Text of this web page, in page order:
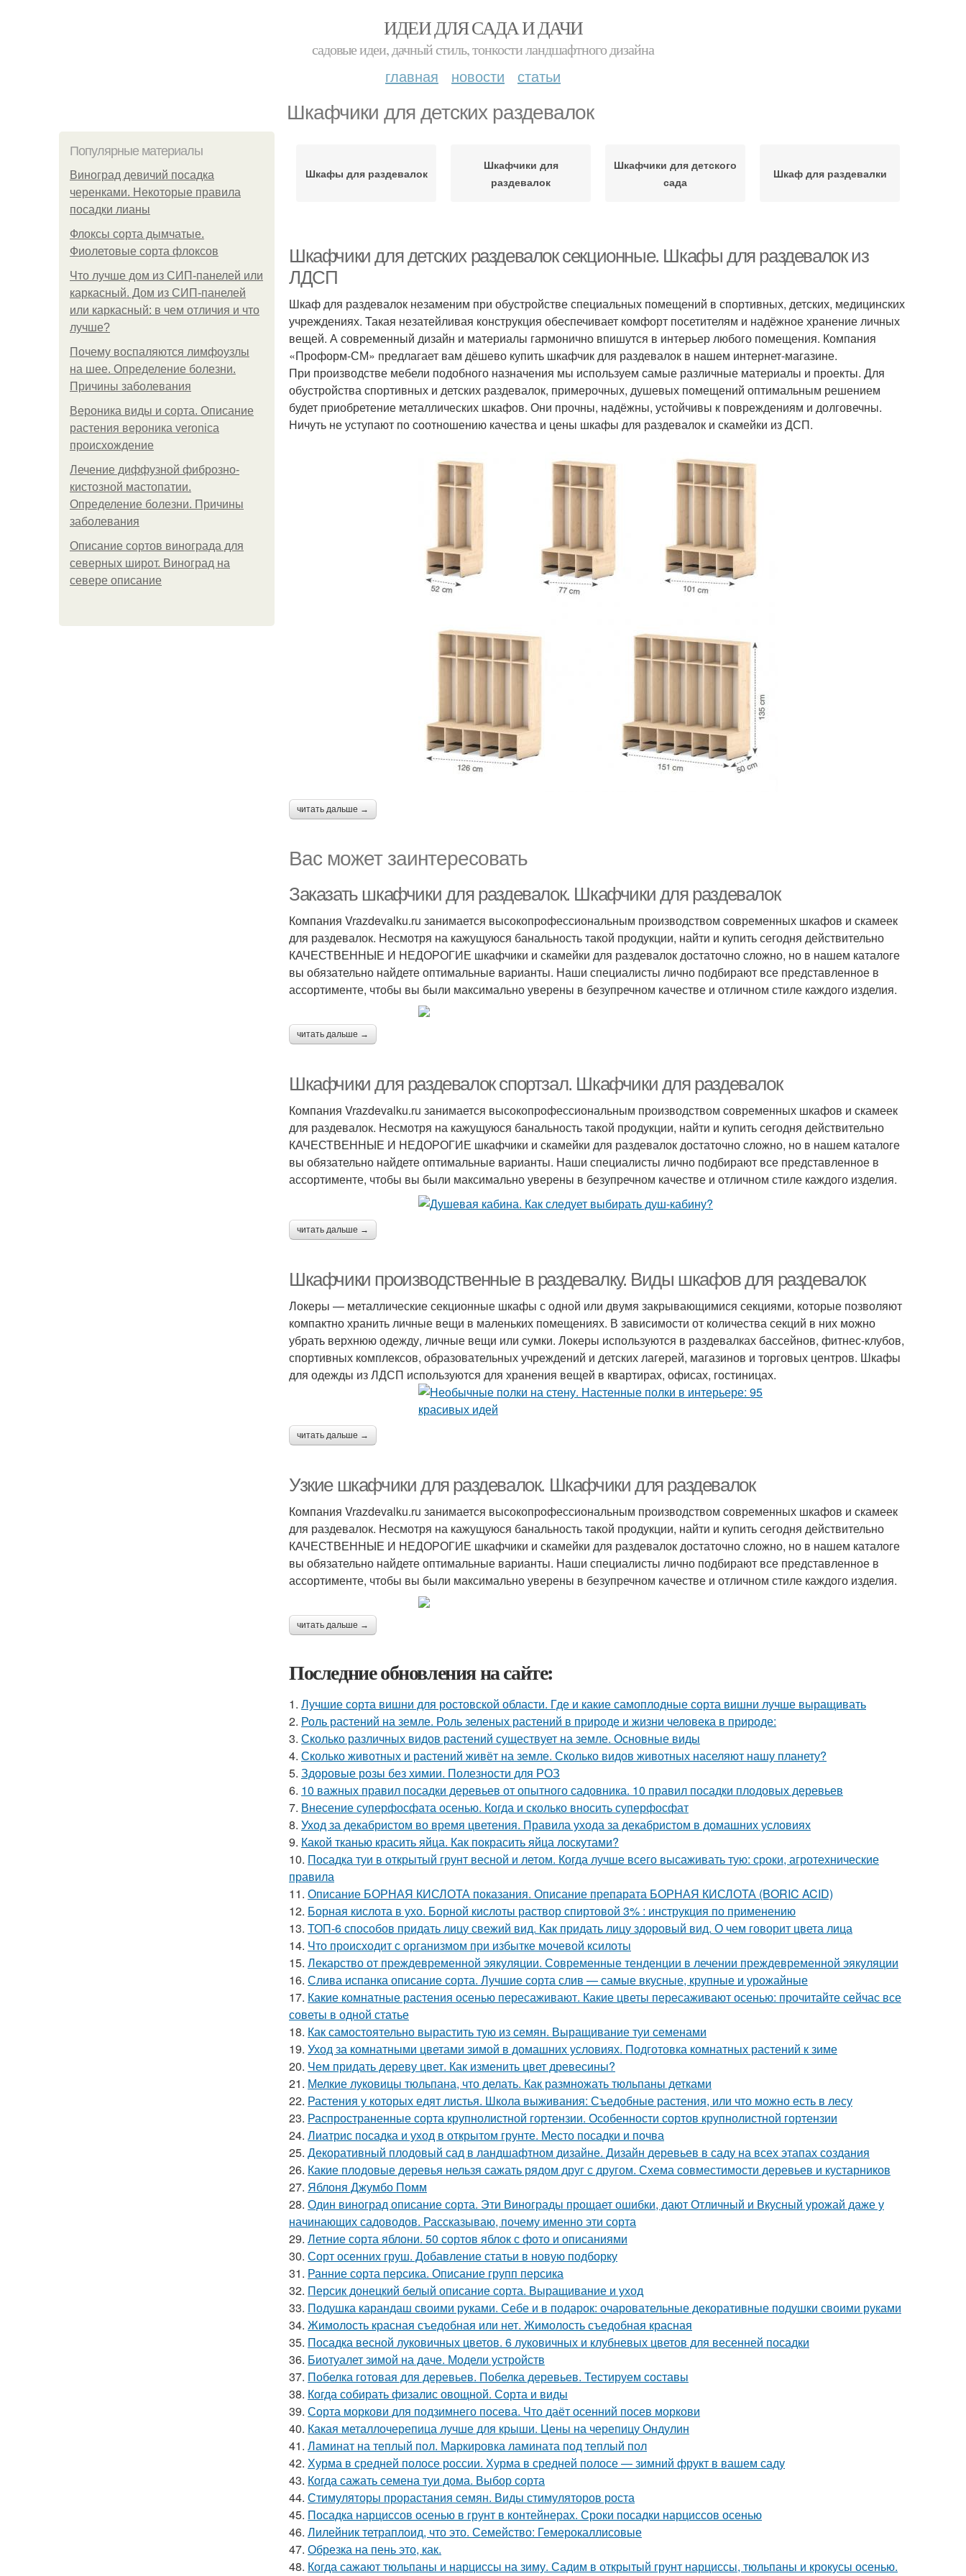
ИДЕИ ДЛЯ САДА И ДАЧИ
садовые идеи, дачный стиль, тонкости ландшафтного дизайна
главная новости статьи
Шкафчики для детских раздевалок
Популярные материалы
Виноград девичий посадка
черенками. Некоторые правила
посадки лианы
Флоксы сорта дымчатые.
Фиолетовые сорта флоксов
Что лучше дом из СИП-панелей или
каркасный. Дом из СИП-панелей
или каркасный: в чем отличия и что
лучше?
Почему воспаляются лимфоузлы
на шее. Определение болезни.
Причины заболевания
Вероника виды и сорта. Описание
растения вероника veronica
происхождение
Лечение диффузной фиброзно-
кистозной мастопатии.
Определение болезни. Причины
заболевания
Описание сортов винограда для
северных широт. Виноград на
севере описание
Шкафы для раздевалок
Шкафчики для
раздевалок
Шкафчики для детского
сада
Шкаф для раздевалки
Шкафчики для детских раздевалок секционные. Шкафы для раздевалок из
ЛДСП
Шкаф для раздевалок незаменим при обустройстве специальных помещений в спортивных, детских, медицинских
учреждениях. Такая незатейливая конструкция обеспечивает комфорт посетителям и надёжное хранение личных
вещей. А современный дизайн и материалы гармонично впишутся в интерьер любого помещения. Компания
«Проформ-СМ» предлагает вам дёшево купить шкафчик для раздевалок в нашем интернет-магазине.
При производстве мебели подобного назначения мы используем самые различные материалы и проекты. Для
обустройства спортивных и детских раздевалок, примерочных, душевых помещений оптимальным решением
будет приобретение металлических шкафов. Они прочны, надёжны, устойчивы к повреждениям и долговечны.
Ничуть не уступают по соотношению качества и цены шкафы для раздевалок и скамейки из ДСП.
читать дальше →
Вас может заинтересовать
Заказать шкафчики для раздевалок. Шкафчики для раздевалок
Компания Vrazdevalku.ru занимается высокопрофессиональным производством современных шкафов и скамеек
для раздевалок. Несмотря на кажущуюся банальность такой продукции, найти и купить сегодня действительно
КАЧЕСТВЕННЫЕ И НЕДОРОГИЕ шкафчики и скамейки для раздевалок достаточно сложно, но в нашем каталоге
вы обязательно найдете оптимальные варианты. Наши специалисты лично подбирают все представленное в
ассортименте, чтобы вы были максимально уверены в безупречном качестве и отличном стиле каждого изделия.
читать дальше →
Шкафчики для раздевалок спортзал. Шкафчики для раздевалок
Компания Vrazdevalku.ru занимается высокопрофессиональным производством современных шкафов и скамеек
для раздевалок. Несмотря на кажущуюся банальность такой продукции, найти и купить сегодня действительно
КАЧЕСТВЕННЫЕ И НЕДОРОГИЕ шкафчики и скамейки для раздевалок достаточно сложно, но в нашем каталоге
вы обязательно найдете оптимальные варианты. Наши специалисты лично подбирают все представленное в
ассортименте, чтобы вы были максимально уверены в безупречном качестве и отличном стиле каждого изделия.
читать дальше →
Шкафчики производственные в раздевалку. Виды шкафов для раздевалок
Локеры — металлические секционные шкафы с одной или двумя закрывающимися секциями, которые позволяют
компактно хранить личные вещи в маленьких помещениях. В зависимости от количества секций в них можно
убрать верхнюю одежду, личные вещи или сумки. Локеры используются в раздевалках бассейнов, фитнес-клубов,
спортивных комплексов, образовательных учреждений и детских лагерей, магазинов и торговых центров. Шкафы
для одежды из ЛДСП используются для хранения вещей в квартирах, офисах, гостиницах.
читать дальше →
Узкие шкафчики для раздевалок. Шкафчики для раздевалок
Компания Vrazdevalku.ru занимается высокопрофессиональным производством современных шкафов и скамеек
для раздевалок. Несмотря на кажущуюся банальность такой продукции, найти и купить сегодня действительно
КАЧЕСТВЕННЫЕ И НЕДОРОГИЕ шкафчики и скамейки для раздевалок достаточно сложно, но в нашем каталоге
вы обязательно найдете оптимальные варианты. Наши специалисты лично подбирают все представленное в
ассортименте, чтобы вы были максимально уверены в безупречном качестве и отличном стиле каждого изделия.
читать дальше →
Последние обновления на сайте:
1. Лучшие сорта вишни для ростовской области. Где и какие самоплодные сорта вишни лучше выращивать
2. Роль растений на земле. Роль зеленых растений в природе и жизни человека в природе:
3. Сколько различных видов растений существует на земле. Основные виды
4. Сколько животных и растений живёт на земле. Сколько видов животных населяют нашу планету?
5. Здоровые розы без химии. Полезности для РОЗ
6. 10 важных правил посадки деревьев от опытного садовника. 10 правил посадки плодовых деревьев
7. Внесение суперфосфата осенью. Когда и сколько вносить суперфосфат
8. Уход за декабристом во время цветения. Правила ухода за декабристом в домашних условиях
9. Какой тканью красить яйца. Как покрасить яйца лоскутами?
10. Посадка туи в открытый грунт весной и летом. Когда лучше всего высаживать тую: сроки, агротехнические
правила
11. Описание БОРНАЯ КИСЛОТА показания. Описание препарата БОРНАЯ КИСЛОТА (BORIC ACID)
12. Борная кислота в ухо. Борной кислоты раствор спиртовой 3% : инструкция по применению
13. ТОП-6 способов придать лицу свежий вид. Как придать лицу здоровый вид. О чем говорит цвета лица
14. Что происходит с организмом при избытке мочевой ксилоты
15. Лекарство от преждевременной эякуляции. Современные тенденции в лечении преждевременной эякуляции
16. Слива испанка описание сорта. Лучшие сорта слив — самые вкусные, крупные и урожайные
17. Какие комнатные растения осенью пересаживают. Какие цветы пересаживают осенью: прочитайте сейчас все
советы в одной статье
18. Как самостоятельно вырастить тую из семян. Выращивание туи семенами
19. Уход за комнатными цветами зимой в домашних условиях. Подготовка комнатных растений к зиме
20. Чем придать дереву цвет. Как изменить цвет древесины?
21. Мелкие луковицы тюльпана, что делать. Как размножать тюльпаны детками
22. Растения у которых едят листья. Школа выживания: Съедобные растения, или что можно есть в лесу
23. Распространенные сорта крупнолистной гортензии. Особенности сортов крупнолистной гортензии
24. Лиатрис посадка и уход в открытом грунте. Место посадки и почва
25. Декоративный плодовый сад в ландшафтном дизайне. Дизайн деревьев в саду на всех этапах создания
26. Какие плодовые деревья нельзя сажать рядом друг с другом. Схема совместимости деревьев и кустарников
27. Яблоня Джумбо Помм
28. Один виноград описание сорта. Эти Винограды прощает ошибки, дают Отличный и Вкусный урожай даже у
начинающих садоводов. Рассказываю, почему именно эти сорта
29. Летние сорта яблони. 50 сортов яблок с фото и описаниями
30. Сорт осенних груш. Добавление статьи в новую подборку
31. Ранние сорта персика. Описание групп персика
32. Персик донецкий белый описание сорта. Выращивание и уход
33. Подушка карандаш своими руками. Себе и в подарок: очаровательные декоративные подушки своими руками
34. Жимолость красная съедобная или нет. Жимолость съедобная красная
35. Посадка весной луковичных цветов. 6 луковичных и клубневых цветов для весенней посадки
36. Биотуалет зимой на даче. Модели устройств
37. Побелка готовая для деревьев. Побелка деревьев. Тестируем составы
38. Когда собирать физалис овощной. Сорта и виды
39. Сорта моркови для подзимнего посева. Что даёт осенний посев моркови
40. Какая металлочерепица лучше для крыши. Цены на черепицу Ондулин
41. Ламинат на теплый пол. Маркировка ламината под теплый пол
42. Хурма в средней полосе россии. Хурма в средней полосе — зимний фрукт в вашем саду
43. Когда сажать семена туи дома. Выбор сорта
44. Стимуляторы прорастания семян. Виды стимуляторов роста
45. Посадка нарциссов осенью в грунт в контейнерах. Сроки посадки нарциссов осенью
46. Лилейник тетраплоид, что это. Семейство: Гемерокаллисовые
47. Обрезка на пень это, как.
48. Когда сажают тюльпаны и нарциссы на зиму. Садим в открытый грунт нарциссы, тюльпаны и крокусы осенью.